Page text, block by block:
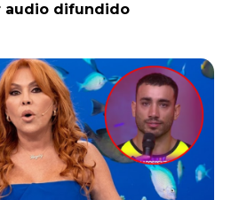
audio difundido